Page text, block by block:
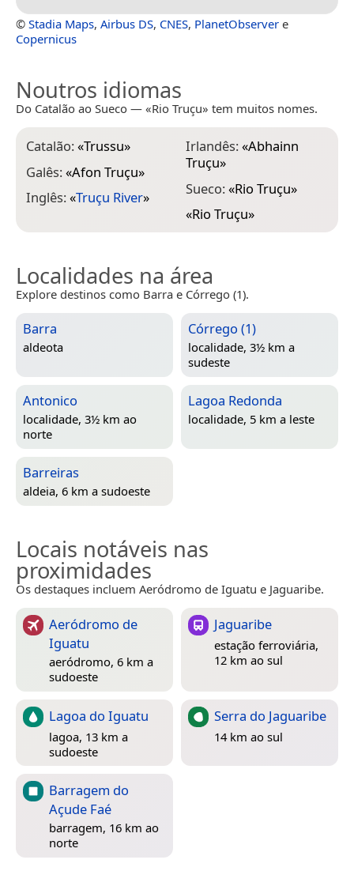
© Stadia Maps, Airbus DS, CNES, PlanetObserver e
Copernicus
Noutros idiomas
Do Catalão ao Sueco — «Rio Truçu» tem muitos nomes.
Catalão:«Trussu»
Galês:«Afon Truçu»
Inglês:«Truçu River»
Irlandês:«Abhainn
Truçu»
Sueco:«Rio Truçu»
«Rio Truçu»
Localidades na área
Explore destinos como Barra e Córrego (1).
Barra
aldeota
Córrego (1)
localidade, 3½ km a
sudeste
Antonico
localidade, 3½ km ao
norte
Lagoa Redonda
localidade, 5 km a leste
Barreiras
aldeia, 6 km a sudoeste
Locais notáveis nas
proximidades
Os destaques incluem Aeródromo de Iguatu e Jaguaribe.
Aeródromo de
Iguatu
aeródromo, 6 km a
sudoeste
Jaguaribe
estação ferroviária,
12 km ao sul
Lagoa do Iguatu
lagoa, 13 km a
sudoeste
Serra do Jaguaribe
14 km ao sul
Barragem do
Açude Faé
barragem, 16 km ao
norte